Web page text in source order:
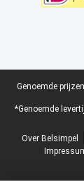
Juridische
Genoemde
*Genoemde
Over Belsimpel